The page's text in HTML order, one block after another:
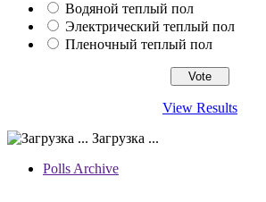
Водяной теплый пол
Электрический теплый пол
Пленочный теплый пол
View Results
Загрузка ...
Polls Archive